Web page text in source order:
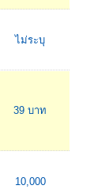
ไม่ระบุ
39 บาท
10,000